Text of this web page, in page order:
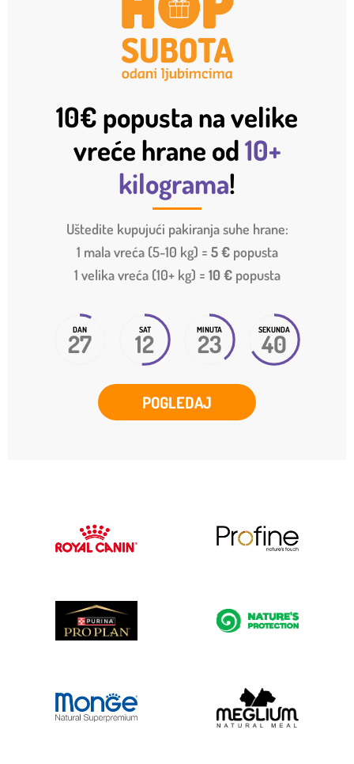
10€ popusta na velike
vreće hrane od10+
kilograma!
Uštedite kupujući pakiranja suhe hrane:
1 mala vreća (5-10 kg) = 5 €popusta
1 velika vreća (10+ kg) = 10 €popusta
DAN
27 SAT
12 MINUTA
23 SEKUNDA
39
POGLEDAJ